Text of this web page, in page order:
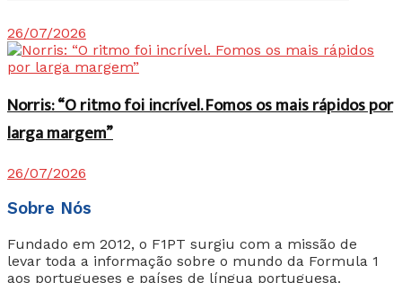
26/07/2026
Norris: “O ritmo foi incrível. Fomos os mais rápidos por
larga margem”
26/07/2026
Sobre Nós
Fundado em 2012, o F1PT surgiu com a missão de
levar toda a informação sobre o mundo da Formula 1
aos portugueses e países de língua portuguesa.